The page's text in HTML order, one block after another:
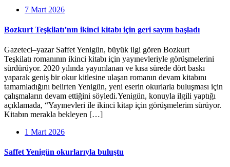
7 Mart 2026
Bozkurt Teşkilatı’nın ikinci kitabı için geri sayım başladı
Gazeteci–yazar Saffet Yenigün, büyük ilgi gören Bozkurt
Teşkilatı romanının ikinci kitabı için yayınevleriyle görüşmelerini
sürdürüyor. 2020 yılında yayımlanan ve kısa sürede dört baskı
yaparak geniş bir okur kitlesine ulaşan romanın devam kitabını
tamamladığını belirten Yenigün, yeni eserin okurlarla buluşması için
çalışmaların devam ettiğini söyledi.Yenigün, konuyla ilgili yaptığı
açıklamada, “Yayınevleri ile ikinci kitap için görüşmelerim sürüyor.
Kitabın merakla bekleyen […]
1 Mart 2026
Saffet Yenigün okurlarıyla buluştu